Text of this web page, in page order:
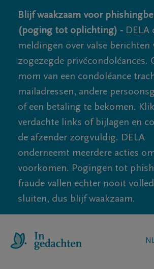
Blijf waakzaam voor
(poging tot oplichting) - DELA
meldingen over valse berichten
zogezegde privécondoléances.
mom van een condoléance
mailadressen, andere
of een betaling te bekomen.
verdachte links of bijlagen en
de afzender zorgvuldig. DELA
onderneemt meerdere acties
voorkomen. Pogingen tot
fraude vallen echter nooit
sluiten, dus blijf waakzaam.